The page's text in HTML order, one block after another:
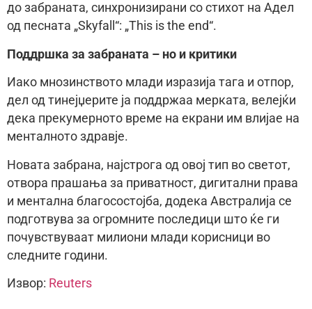
до забраната, синхронизирани со стихот на Адел
од песната „Skyfall“: „This is the end“.
Поддршка за забраната – но и критики
Иако мнозинството млади изразија тага и отпор,
дел од тинејџерите ја поддржаа мерката, велејќи
дека прекумерното време на екрани им влијае на
менталното здравје.
Новата забрана, најстрога од овој тип во светот,
отвора прашања за приватност, дигитални права
и ментална благосостојба, додека Австралија се
подготвува за огромните последици што ќе ги
почувствуваат милиони млади корисници во
следните години.
Извор: Reuters